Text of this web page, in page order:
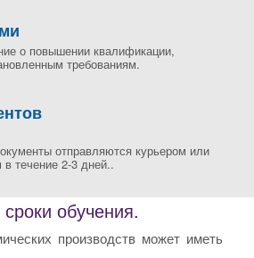
о повышении квалификации,
требованиям.
отправляются курьером или
в течение 2-3 дней..
обучения.
производств может иметь